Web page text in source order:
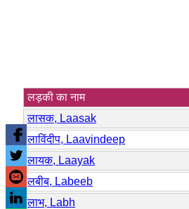
लड़की का नाम
लासक, Laasak
लाविंदीप, Laavindeep
लायक, Laayak
लबीब, Labeeb
लाभ, Labh